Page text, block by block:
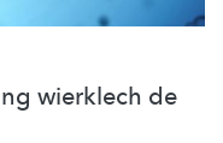
wierklech de